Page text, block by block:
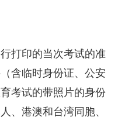
打印的当次考试的准
含临时身份证、公安
考试的带照片的身份
、港澳和台湾同胞、